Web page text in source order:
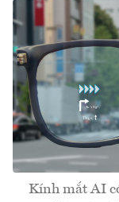
Kính mắt AI